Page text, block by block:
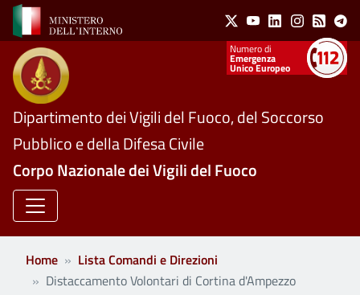
Salta al contenuto principale Social Menu
X YoutubeLinkedinInstagram
Feed
Numeri utili
Emergenza
Unico Europeo
Dipartimento dei Vigili del Fuoco, del Soccorso
Pubblico e della Difesa Civile
Corpo Nazionale dei Vigili del Fuoco
Home
Lista Comandi e Direzioni
Distaccamento Volontari di Cortina d'Ampezzo